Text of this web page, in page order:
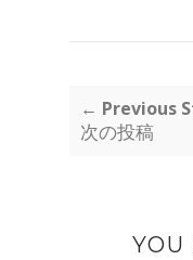
← Previous
次の投稿
YOU